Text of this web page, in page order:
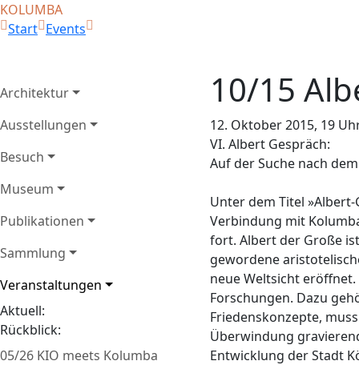
KOLUMBA
Start Events
Architektur
Ausstellungen
Besuch
Museum
Publikationen
Sammlung
Veranstaltungen
Aktuell:
Rückblick:
05/26 KIO meets Kolumba
10/15
12. Oktober 2015, 19
VI. Albert Gespräch:
Auf der Suche nach
Unter dem Titel
Verbindung mit
fort. Albert der Große
gewordene
neue Weltsicht
Forschungen. Dazu
Friedenskonzepte,
Überwindung
Entwicklung der Stadt